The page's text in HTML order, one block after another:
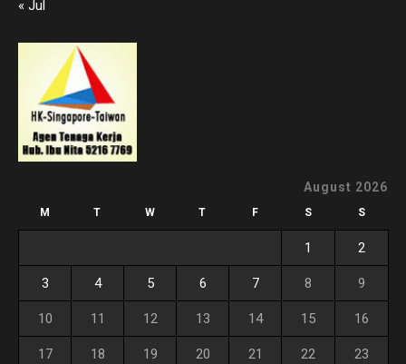
« Jul
August 2026
M T W T F S S
1 2
3 4 5 6 7 8 9
10 11 12 13 14 15 16
17 18 19 20 21 22 23